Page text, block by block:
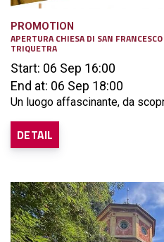
PROMOTION
APERTURA CHIESA DI SAN
TRIQUETRA
Start: 06 Sep 16:00
End at: 06 Sep 18:00
Un luogo affascinante, da
DETAIL